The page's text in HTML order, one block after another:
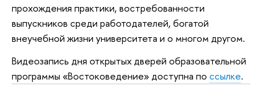
прохождения практики, востребованности
выпускников среди работодателей, богатой
внеучебной жизни университета и о многом другом.
Видеозапись дня открытых дверей образовательной
программы «Востоковедение» доступна по ссылке.